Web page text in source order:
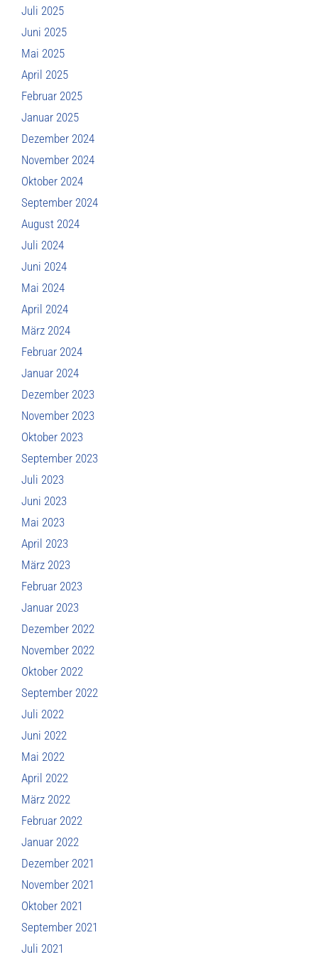
Juli 2025
Juni 2025
Mai 2025
April 2025
Februar 2025
Januar 2025
Dezember 2024
November 2024
Oktober 2024
September 2024
August 2024
Juli 2024
Juni 2024
Mai 2024
April 2024
März 2024
Februar 2024
Januar 2024
Dezember 2023
November 2023
Oktober 2023
September 2023
Juli 2023
Juni 2023
Mai 2023
April 2023
März 2023
Februar 2023
Januar 2023
Dezember 2022
November 2022
Oktober 2022
September 2022
Juli 2022
Juni 2022
Mai 2022
April 2022
März 2022
Februar 2022
Januar 2022
Dezember 2021
November 2021
Oktober 2021
September 2021
Juli 2021